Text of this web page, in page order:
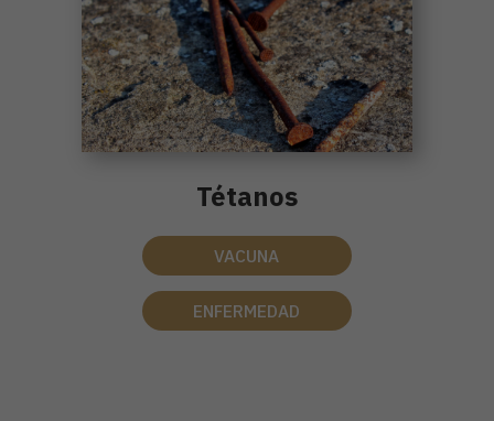
Tétanos
VACUNA
ENFERMEDAD